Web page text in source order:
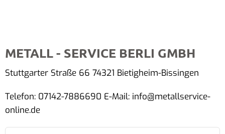
METALL - SERVICE BERLI GMBH
Stuttgarter Straße 66 74321 Bietigheim-Bissingen
Telefon: 07142-7886690 E-Mail: info@metallservice-
online.de